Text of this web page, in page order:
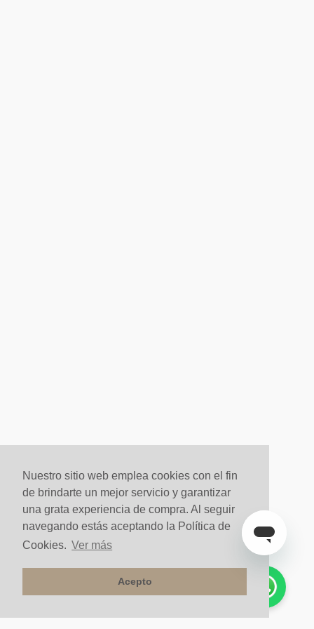
Nuestro sitio web emplea cookies con el fin
de brindarte un mejor servicio y garantizar
una grata experiencia de compra. Al seguir
navegando estás aceptando la Política de
Cookies. Ver más
Acepto